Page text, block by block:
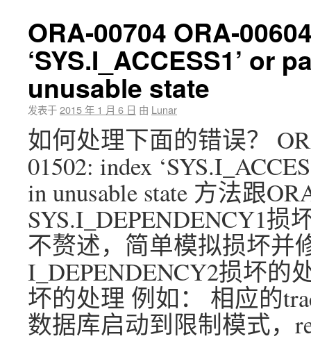
ORA-00704 ORA-
‘SYS.I_ACCESS1’ or
unusable state
发表于2015 年 1 月 6 日 由 Lunar
如何处理下面的错误？
01502: index
in unusable state 方法跟
SYS.I_DEPENDENCY1
不赘述，简单模拟损坏并
I_DEPENDENCY2损坏的
坏的处理 例如： 相应的
数据库启动到限制模式，